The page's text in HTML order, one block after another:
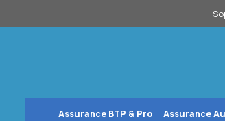
Assurance BTP & Pro Assurance